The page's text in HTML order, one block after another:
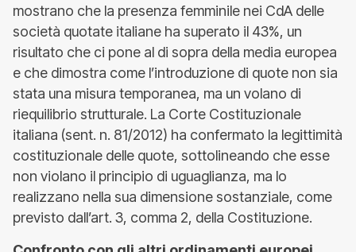
mostrano che la presenza femminile nei CdA delle
società quotate italiane ha superato il 43%, un
risultato che ci pone al di sopra della media europea
e che dimostra come l’introduzione di quote non sia
stata una misura temporanea, ma un volano di
riequilibrio strutturale. La Corte Costituzionale
italiana (sent. n. 81/2012) ha confermato la legittimità
costituzionale delle quote, sottolineando che esse
non violano il principio di uguaglianza, ma lo
realizzano nella sua dimensione sostanziale, come
previsto dall’art. 3, comma 2, della Costituzione.